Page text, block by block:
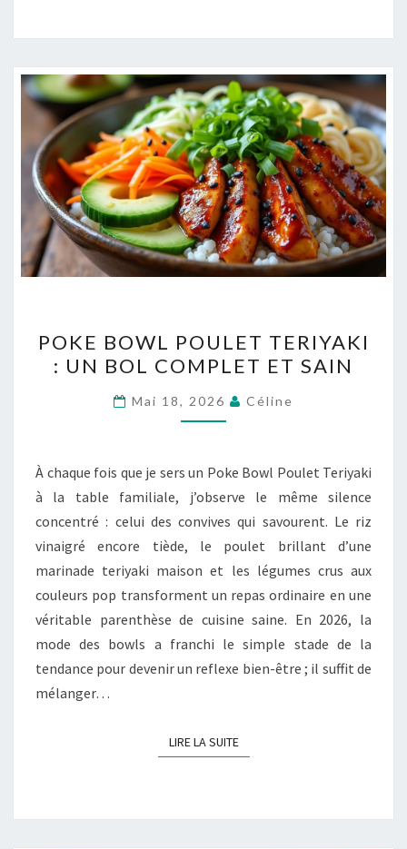
BOWL
POULET
TERIYAKI
:
BOL
COMPLET
ET
SAIN
POKE BOWL POULET TERIYAKI
: UN BOL COMPLET ET SAIN
Mai 18, 2026 Céline
À chaque fois que je sers un Poke Bowl Poulet Teriyaki
à la table familiale, j’observe le même silence
concentré : celui des convives qui savourent. Le riz
vinaigré encore tiède, le poulet brillant d’une
marinade teriyaki maison et les légumes crus aux
couleurs pop transforment un repas ordinaire en une
véritable parenthèse de cuisine saine. En 2026, la
mode des bowls a franchi le simple stade de la
tendance pour devenir un reflexe bien-être ; il suffit de
mélanger…
LIRE LA SUITELIRE LA SUITE